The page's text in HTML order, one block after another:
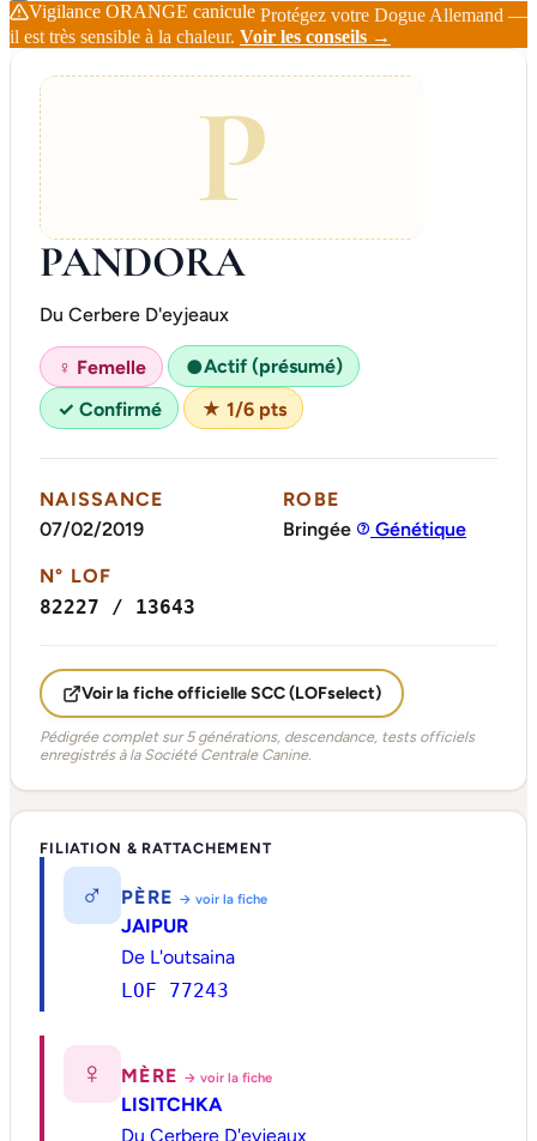
Vigilance ORANGE canicule Protégez votre Dogue Allemand —
il est très sensible à la chaleur. Voir les conseils →
P
PANDORA
Du Cerbere D'eyjeaux
♀ Femelle ●Actif (présumé)
✓ Confirmé
★ 1/6 pts
NAISSANCE
07/02/2019
ROBE
Bringée
Génétique
N° LOF
82227 / 13643
Voir la fiche officielle SCC (LOFselect)
Pédigrée complet sur 5 générations, descendance, tests officiels
enregistrés à la Société Centrale Canine.
FILIATION & RATTACHEMENT
♂ PÈRE → voir la fiche
JAIPUR
De L'outsaina
LOF 77243
♀ MÈRE → voir la fiche
LISITCHKA
Du Cerbere D'eyjeaux